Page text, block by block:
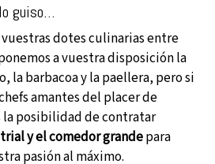
guiso…
vuestras dotes culinarias entre
a vuestra disposición la
la barbacoa y la paellera, pero si
amantes del placer de
la posibilidad de contratar
y el comedor grandepara
pasión al máximo.